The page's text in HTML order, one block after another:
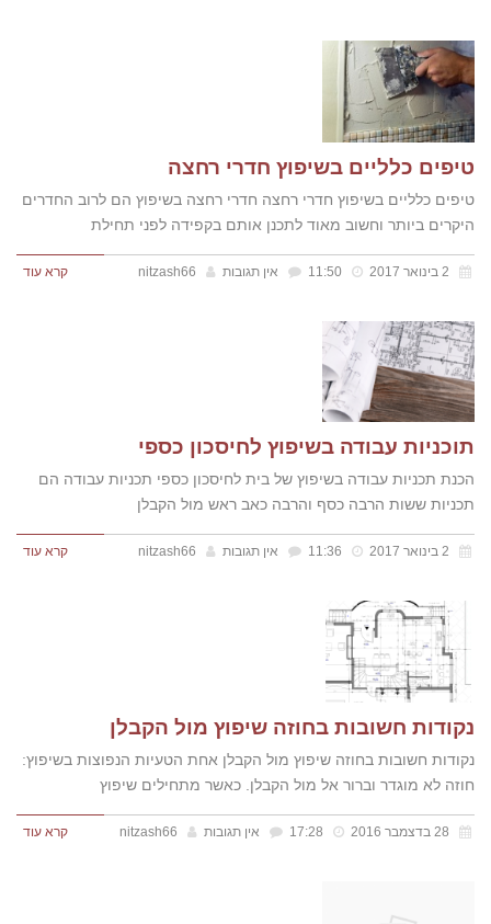
טיפים כלליים בשיפוץ חדרי רחצה
טיפים כלליים בשיפוץ חדרי רחצה חדרי רחצה בשיפוץ הם לרוב החדרים
היקרים ביותר וחשוב מאוד לתכנן אותם בקפידה לפני תחילת
אין תגובות nitzash66 קרא עוד
תוכניות עבודה בשיפוץ לחיסכון כספי
הכנת תכניות עבודה בשיפוץ של בית לחיסכון כספי תכניות עבודה הם
תכניות ששות הרבה כסף והרבה כאב ראש מול הקבלן
אין תגובות nitzash66 קרא עוד
נקודות חשובות בחוזה שיפוץ מול הקבלן
נקודות חשובות בחוזה שיפוץ מול הקבלן אחת הטעיות הנפוצות בשיפוץ:
חוזה לא מוגדר וברור אל מול הקבלן. כאשר מתחילים שיפוץ
אין תגובות nitzash66 קרא עוד